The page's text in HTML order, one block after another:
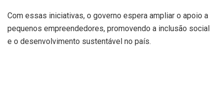
Com essas iniciativas, o governo espera ampliar o apoio a
pequenos empreendedores, promovendo a inclusão social
e o desenvolvimento sustentável no país.